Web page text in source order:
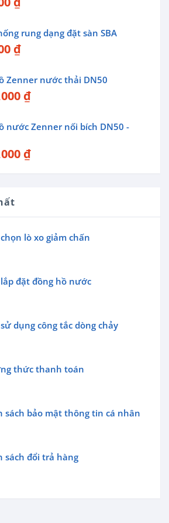
rung dạng đặt sàn SBA
₫
Zenner nước thải DN50
₫
nước Zenner nối bích DN50 -
₫
lò xo giảm chấn
lắp đặt đồng hồ nước
dụng công tắc dòng chảy
thức thanh toán
sách bảo mật thông tin cá nhân
sách đổi trả hàng